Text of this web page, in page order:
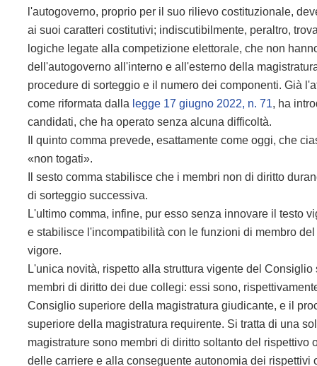
l'autogoverno, proprio per il suo rilievo costituzionale,
ai suoi caratteri costitutivi; indiscutibilmente, peraltro,
logiche legate alla competizione elettorale, che non
dell'autogoverno all'interno e all'esterno della
procedure di sorteggio e il numero dei componenti. Già
come riformata dalla legge 17 giugno 2022, n. 71, ha
candidati, che ha operato senza alcuna difficoltà.
Il quinto comma prevede, esattamente come oggi, che
«non togati».
Il sesto comma stabilisce che i membri non di diritto
di sorteggio successiva.
L'ultimo comma, infine, pur esso senza innovare il testo
e stabilisce l'incompatibilità con le funzioni di membro
vigore.
L'unica novità, rispetto alla struttura vigente del
membri di diritto dei due collegi: essi sono,
Consiglio superiore della magistratura giudicante, e il
superiore della magistratura requirente. Si tratta di una
magistrature sono membri di diritto soltanto del
delle carriere e alla conseguente autonomia dei rispettivi